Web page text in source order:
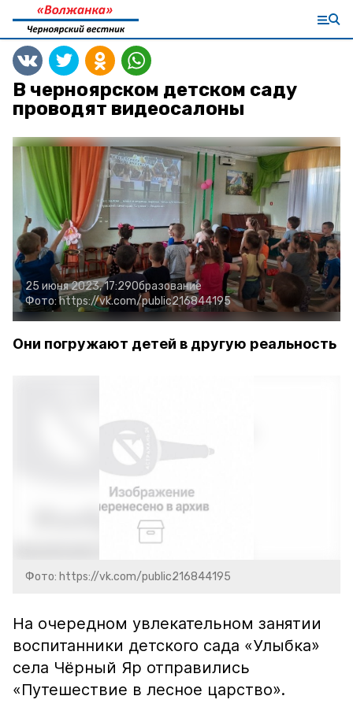
В черноярском детском саду
проводят видеосалоны
25 июня 2023, 17:29Образование
Фото:https://vk.com/public216844195
Они погружают детей в другую реальность
Фото: https://vk.com/public216844195
На очередном увлекательном занятии
воспитанники детского сада «Улыбка»
села Чёрный Яр отправились
«Путешествие в лесное царство».